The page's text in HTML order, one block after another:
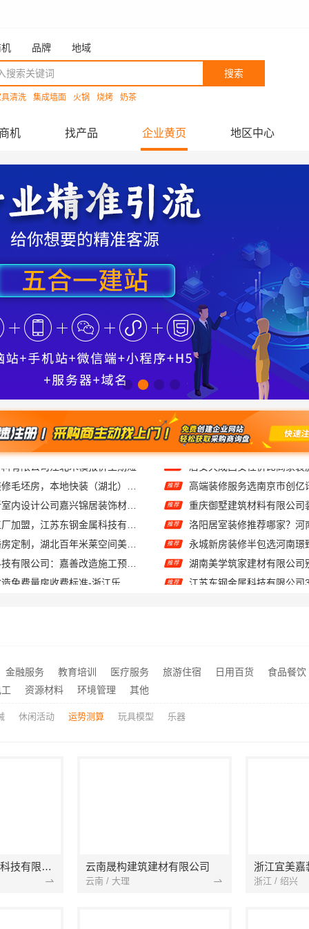
品牌 地域
搜索
清洗 集成墙面 火锅 烧烤 奶茶
机 找产品 企业黄页 地区中心
本地快捷住宅装修毛坯房，本地快装（湖北）科技有限公司透明报价
桐乡市旧房翻新室内设计公司嘉兴锦居装饰材料有限公司
江苏东钢定制工厂加盟，江苏东钢金属科技有限公司诚邀合作
荆州装修公司婚房定制，湖北百年米莱空间美学装饰材料有限公司专属设计方案
嘉兴家美建材科技有限公司：嘉善改造施工预算指南
省内周边居家改造免费量房收费标准-浙江乐享新材料有限公司
有限公司江北木模报价工期短
推荐
推荐
推荐
推荐
推荐
推荐
推荐
金融服务 教育培训 医疗服务 旅游住宿 日用百货
食品餐饮
资源材料 环境管理 其他
休闲活动 运势测算 玩具模型 乐器
宁波雅美和居建材科技有限公司 云南晟构建筑建材有限公司
云南 / 大理
浙江宜美嘉
浙江 / 绍兴